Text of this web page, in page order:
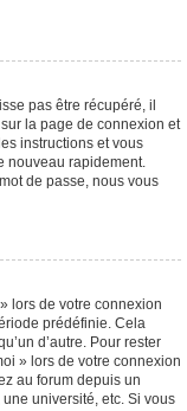
pas être récupéré, il
la page de connexion et
instructions et vous
nouveau rapidement.
de passe, nous vous
lors de votre connexion
prédéfinie. Cela
d’autre. Pour rester
» lors de votre connexion
au forum depuis un
université, etc. Si vous